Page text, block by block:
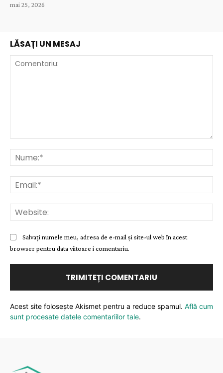
mai 25, 2026
LĂSAȚI UN MESAJ
Salvați numele meu, adresa de e-mail și site-ul web în acest
browser pentru data viitoare i comentariu.
Acest site folosește Akismet pentru a reduce spamul. Află cum
sunt procesate datele comentariilor tale.